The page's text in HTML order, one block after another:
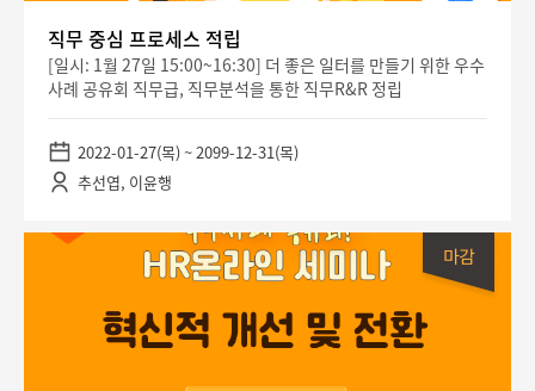
직무 중심 프로세스 적립
[일시: 1월 27일 15:00~16:30] 더 좋은 일터를 만들기 위한 우수
사례 공유회 직무급, 직무분석을 통한 직무R&R 정립
2022-01-27(목) ~ 2099-12-31(목)
추선엽, 이윤행